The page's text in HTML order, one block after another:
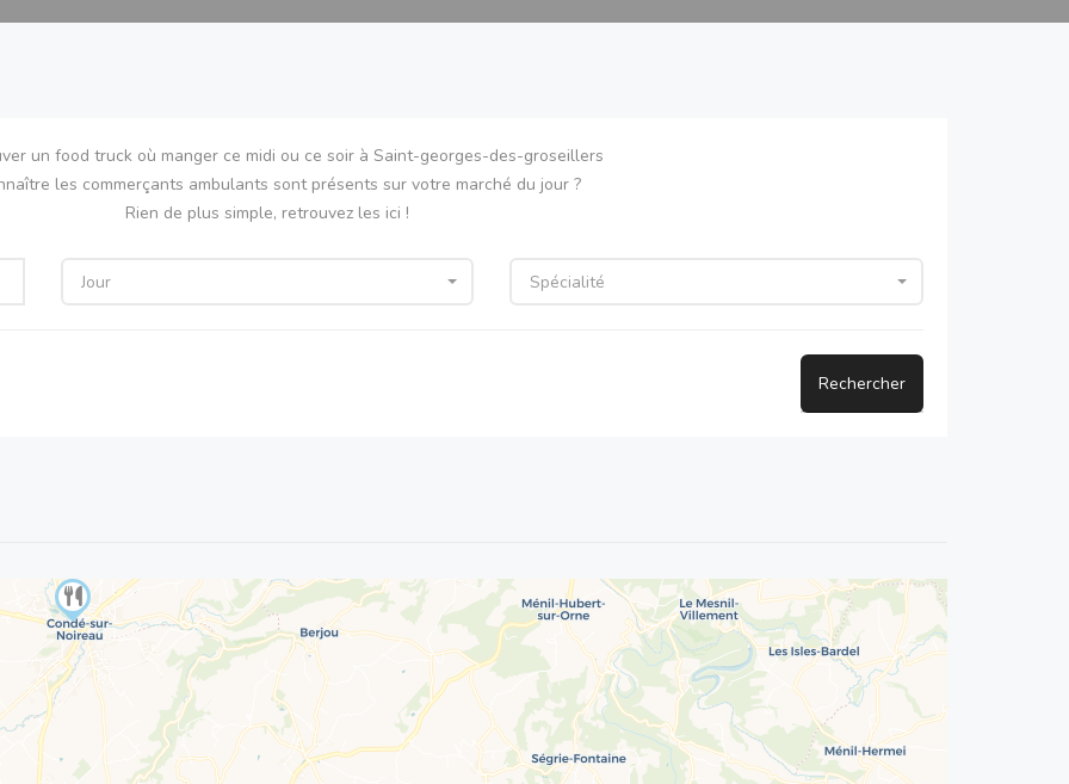
un food truck où manger ce midi ou ce soir à Saint-georges-des-groseillers
les commerçants ambulants sont présents sur votre marché du jour ?
Rien de plus simple, retrouvez les ici !
Jour Spécialité
Rechercher